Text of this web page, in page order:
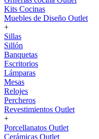
Kits Cocinas
Muebles de Diseño Outlet
+
Sillas
Sillón
Banquetas
Escritorios
Lámparas
Mesas
Relojes
Percheros
Revestimientos Outlet
+
Porcellanatos Outlet
Cerámicas Outlet